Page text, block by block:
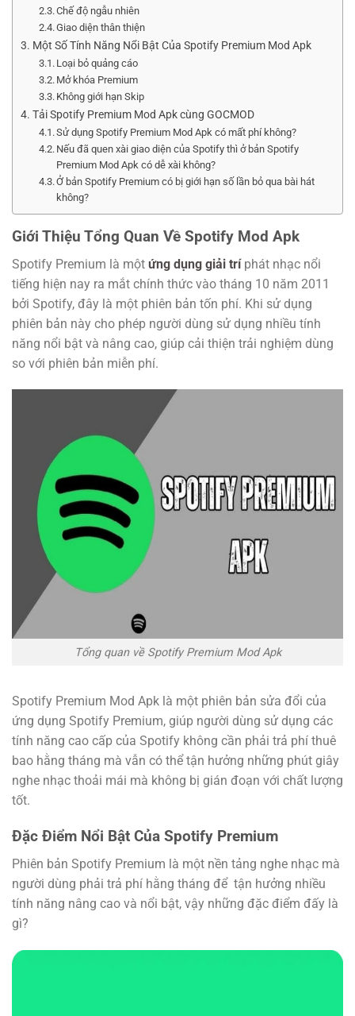
Chế độ ngẫu nhiên
Giao diện thân thiện
Một Số Tính Năng Nổi Bật Của Spotify Premium Mod Apk
Loại bỏ quảng cáo
Mở khóa Premium
Không giới hạn Skip
Tải Spotify Premium Mod Apk cùng GOCMOD
Sử dụng Spotify Premium Mod Apk có mất phí không?
Nếu đã quen xài giao diện của Spotify thì ở bản Spotify
Premium Mod Apk có dễ xài không?
Ở bản Spotify Premium có bị giới hạn số lần bỏ qua bài hát
không?
Giới Thiệu Tổng Quan Về Spotify Mod Apk
Spotify Premium là một ứng dụng giải tríphát nhạc nổi
tiếng hiện nay ra mắt chính thức vào tháng 10 năm 2011
bởi Spotify, đây là một phiên bản tốn phí. Khi sử dụng
phiên bản này cho phép người dùng sử dụng nhiều tính
năng nổi bật và nâng cao, giúp cải thiện trải nghiệm dùng
so với phiên bản miễn phí.
Tổng quan về Spotify Premium Mod Apk
Spotify Premium Mod Apk là một phiên bản sửa đổi của
ứng dụng Spotify Premium, giúp người dùng sử dụng các
tính năng cao cấp của Spotify không cần phải trả phí thuê
bao hằng tháng mà vẫn có thể tận hưởng những phút giây
nghe nhạc thoải mái mà không bị gián đoạn với chất lượng
tốt.
Đặc Điểm Nổi Bật Của Spotify Premium
Phiên bản Spotify Premium là một nền tảng nghe nhạc mà
người dùng phải trả phí hằng tháng để tận hưởng nhiều
tính năng nâng cao và nổi bật, vậy những đặc điểm đấy là
gì?